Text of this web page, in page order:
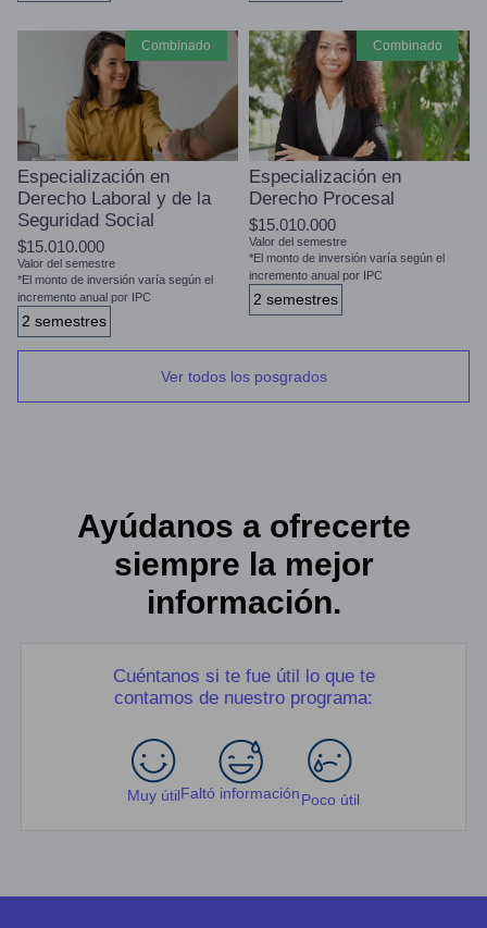
combinado
Especialización en
Derecho Laboral y de la
Seguridad Social
$15.010.000
Valor del semestre
*El monto de inversión varía según el
incremento anual por IPC
2 semestres
combinado
Especialización en
Derecho Procesal
$15.010.000
Valor del semestre
*El monto de inversión varía según el
incremento anual por IPC
2 semestres
Ver todos los posgrados
Ayúdanos a ofrecerte
siempre la mejor
información.
Cuéntanos si te fue útil lo que te
contamos de nuestro programa:
Muy útilFaltó informaciónPoco útil